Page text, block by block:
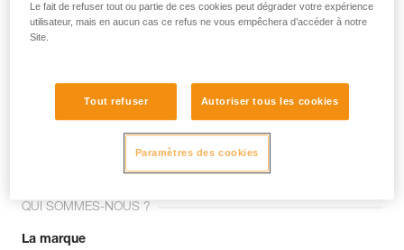
Rejoignez la communauté !
QUI SOMMES-NOUS ?
La marque
Le fait de refuser tout ou partie de ces cookies peut dégrader votre expérience
utilisateur, mais en aucun cas ce refus ne vous empêchera d’accéder à notre
Site.
Tout refuser Autoriser tous les cookies
Paramètres des cookies